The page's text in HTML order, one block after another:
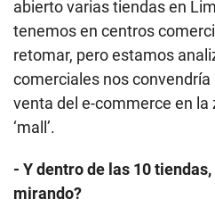
abierto varias tiendas en
tenemos en centros
retomar, pero estamos
comerciales nos
venta del e-commerce en la
‘mall’.
- Y dentro de las 10
mirando?